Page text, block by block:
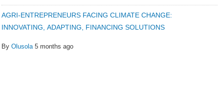
AGRI-ENTREPRENEURS FACING CLIMATE CHANGE:
INNOVATING, ADAPTING, FINANCING SOLUTIONS
ByOlusola 5 months ago